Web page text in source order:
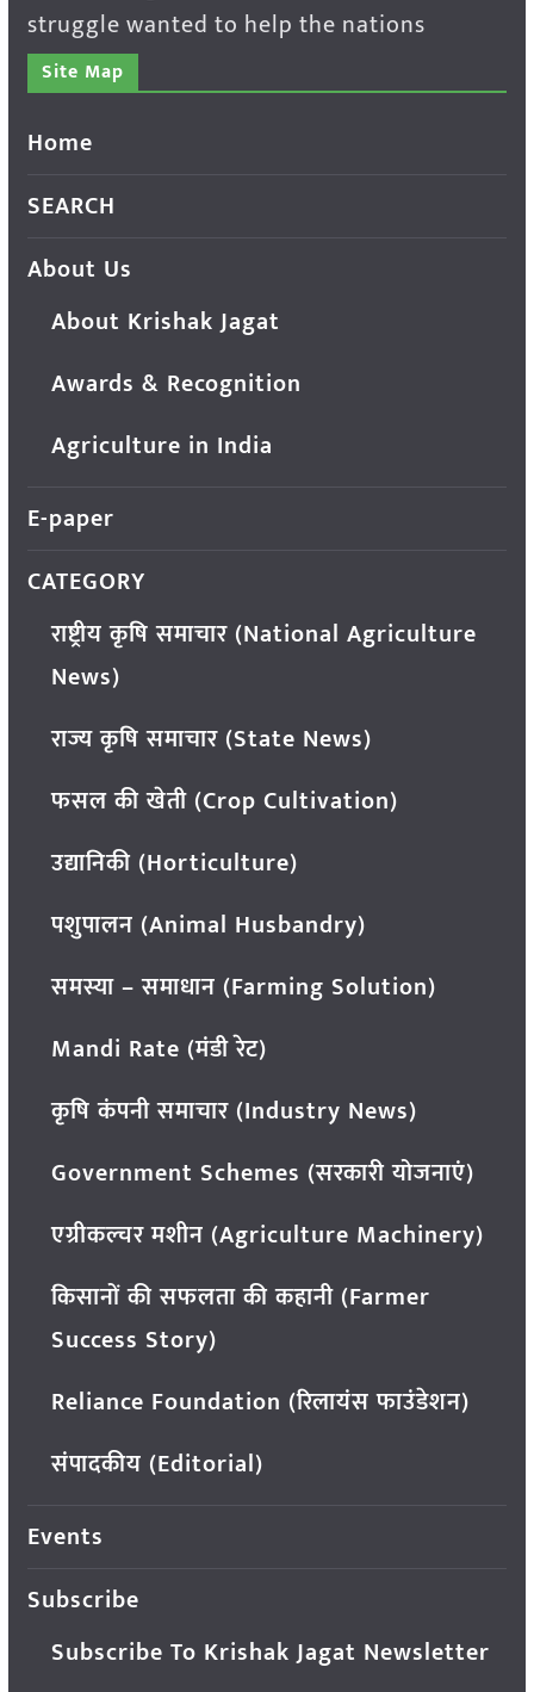
struggle wanted to help the nations
Site Map
Home
SEARCH
About Us
About Krishak Jagat
Awards & Recognition
Agriculture in India
E-paper
CATEGORY
राष्ट्रीय कृषि समाचार (National Agriculture
News)
राज्य कृषि समाचार (State News)
फसल की खेती (Crop Cultivation)
उद्यानिकी (Horticulture)
पशुपालन (Animal Husbandry)
समस्या – समाधान (Farming Solution)
Mandi Rate (मंडी रेट)
कृषि कंपनी समाचार (Industry News)
Government Schemes (सरकारी योजनाएं)
एग्रीकल्चर मशीन (Agriculture Machinery)
किसानों की सफलता की कहानी (Farmer
Success Story)
Reliance Foundation (रिलायंस फाउंडेशन)
संपादकीय (Editorial)
Events
Subscribe
Subscribe To Krishak Jagat Newsletter